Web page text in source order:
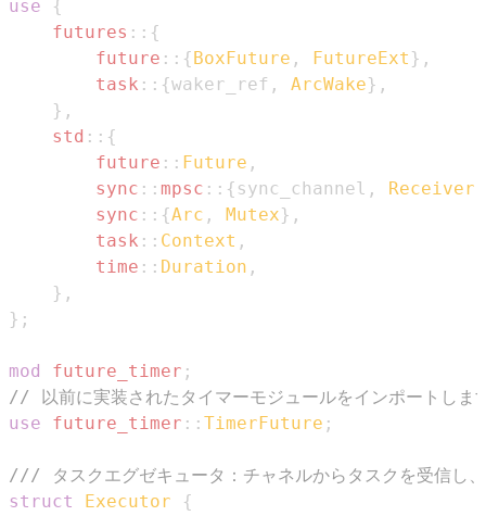
use
{
futures :: {
future :: {BoxFuture , FutureExt } ,
task :: {waker_ref , ArcWake} ,
} ,
std :: {
future :: Future ,
sync :: mpsc :: { sync_channel , Receiver
sync :: {Arc , Mutex} ,
task :: Context ,
time :: Duration ,
} ,
} ;
mod future_timer ;
// 以前に実装されたタイマーモジュールをインポートしま
use
future_timer :: TimerFuture ;
/// タスクエグゼキュータ：チャネルからタスクを受信し
struct
Executor
{